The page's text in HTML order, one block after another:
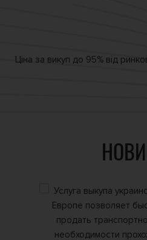
Ціна за викуп до 95% від